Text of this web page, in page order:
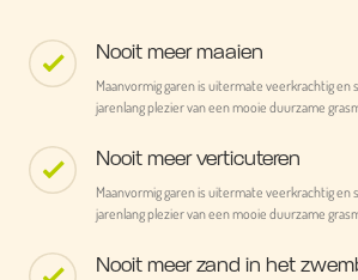
Nooit meer maaien
Maanvormig garen is uitermate veerkrachtig en
jarenlang plezier van een mooie duurzame
Nooit meer verticuteren
Maanvormig garen is uitermate veerkrachtig en
jarenlang plezier van een mooie duurzame
Nooit meer zand in het